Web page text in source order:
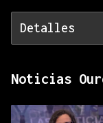
Detalles
Noticias